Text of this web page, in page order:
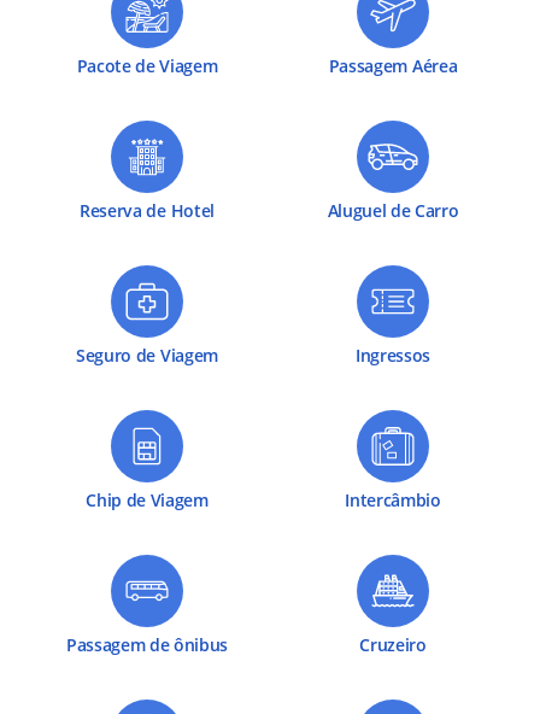
Pacote de Viagem Passagem Aérea
Reserva de Hotel Aluguel de Carro
Seguro de Viagem Ingressos
Chip de Viagem Intercâmbio
Passagem de ônibus Cruzeiro